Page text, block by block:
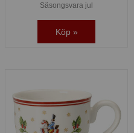
Säsongsvara jul
Köp »